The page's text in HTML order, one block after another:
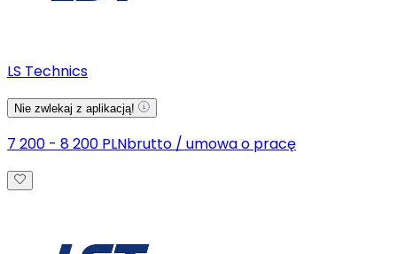
LS Technics
Nie zwlekaj z aplikacją!
7 200 - 8 200 PLNbrutto / umowa o pracę